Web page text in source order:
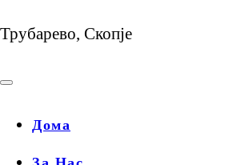
Трубарево, Скопје
Дома